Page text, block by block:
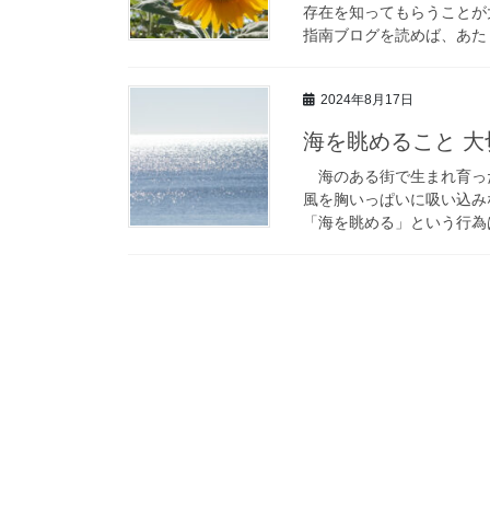
存在を知ってもらうこと
指南ブログを読めば、あ
2024年8月17日
海を眺めること
海のある街で生まれ育っ
風を胸いっぱいに吸い込
「海を眺める」という行